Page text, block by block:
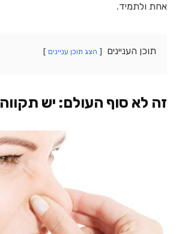
אחת ולתמיד.
תוכן העניינים הצג תוכן עניינים
זה לא סוף העולם: יש תקווה